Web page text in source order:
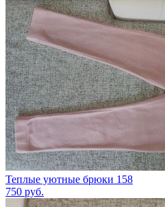
Теплые уютные брюки 158
750 руб.